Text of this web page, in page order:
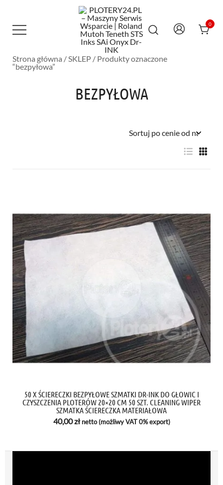
treści
PLOTERY24.PL – MASZYNY SERWIS
Maszyny Serwis Wsparcie – Roland
0
Strona główna /SKLEP / Produkty oznaczone
“bezpyłowa”
BEZPYŁOWA
50 X ŚCIERECZKI BEZPYŁOWE SZMATKI DR-INK DO GŁOWIC I
CZYSZCZENIA PLOTERÓW 20×20 CM 50 SZT. CLEANING WIPER
SZMATKA ŚCIERECZKA MATERIAŁOWA
40,00zł netto (możliwy VAT 0% export)